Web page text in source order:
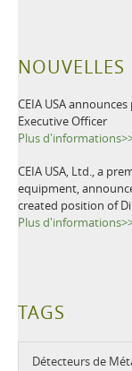
NOUVELLES
CEIA USA
Executive Officer
Plus
CEIA USA, Ltd., a
equipment,
created position of
Plus
TAGS
Détecteurs de